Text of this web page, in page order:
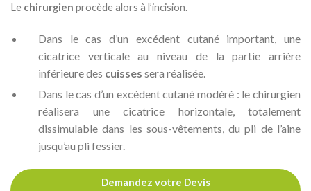
Le chirurgien procède alors à l’incision.
Dans le cas d’un excédent cutané important, une
cicatrice verticale au niveau de la partie arrière
inférieure des cuisses sera réalisée.
Dans le cas d’un excédent cutané modéré : le chirurgien
réalisera une cicatrice horizontale, totalement
dissimulable dans les sous-vêtements, du pli de l’aine
jusqu’au pli fessier.
Demandez votre Devis